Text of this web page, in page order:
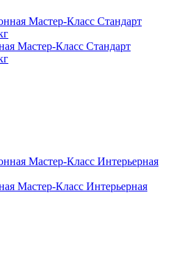
Мастер-Класс Стандарт
Мастер-Класс Интерьерная